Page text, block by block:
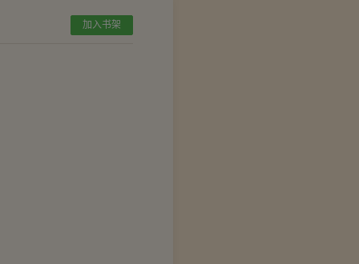
加入书架